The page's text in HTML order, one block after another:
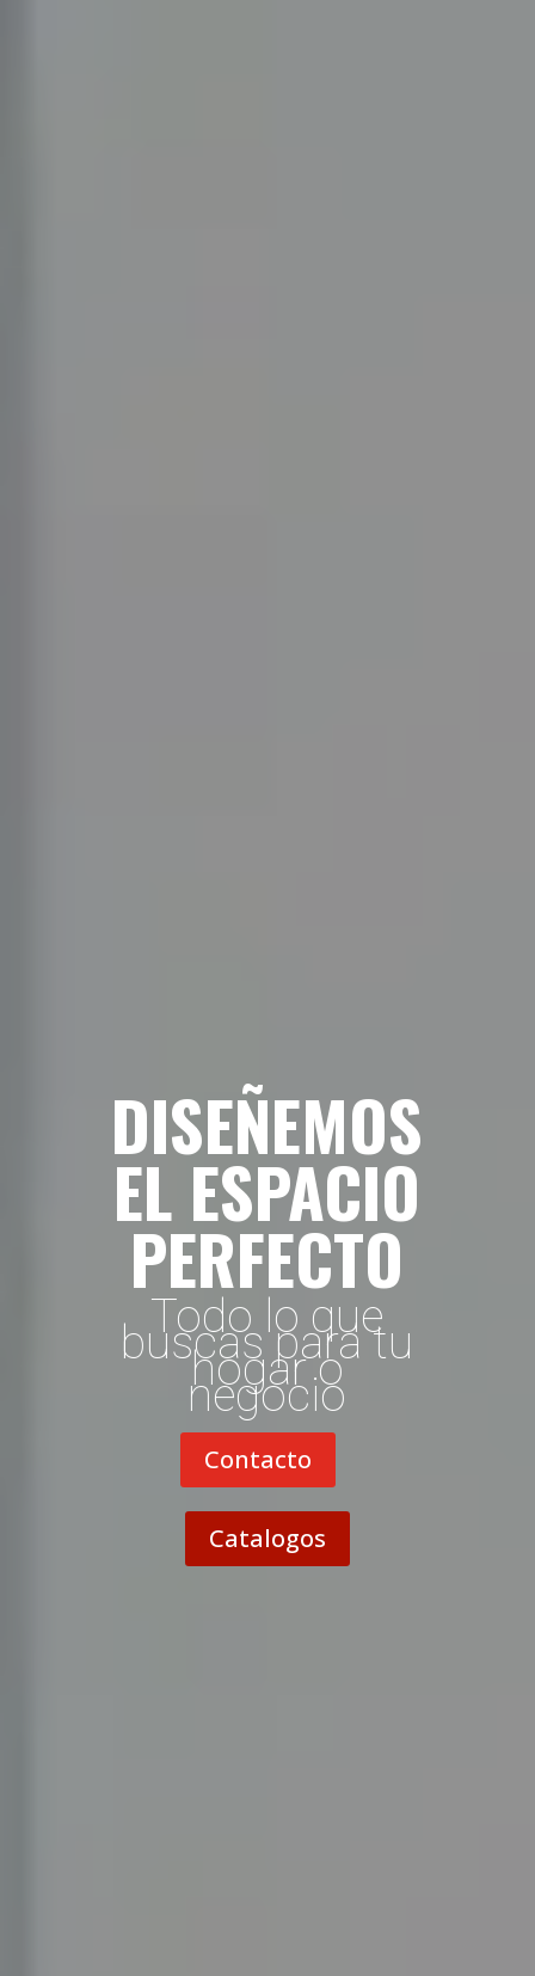
DISEÑEMOS
EL ESPACIO
PERFECTO
Todo lo que
buscas para tu
hogar o
negocio
Contacto
Catalogos